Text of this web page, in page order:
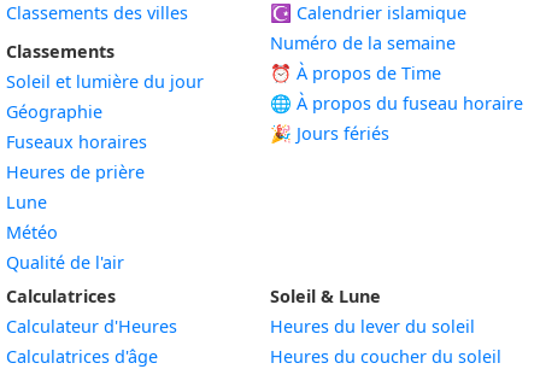
Classements des villes
Classements
Soleil et lumière du jour
Géographie
Fuseaux horaires
Heures de prière
Lune
Météo
Qualité de l'air
☪️ Calendrier islamique
Numéro de la semaine
⏰ À propos de Time
🌐 À propos du fuseau horaire
🎉 Jours fériés
Calculatrices
Calculateur d'Heures
Calculatrices d'âge
Soleil & Lune
Heures du lever du soleil
Heures du coucher du soleil